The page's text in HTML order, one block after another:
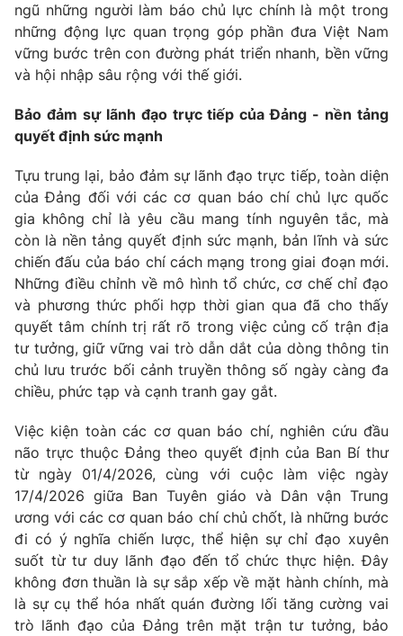
ngũ những người làm báo chủ lực chính là một trong
những động lực quan trọng góp phần đưa Việt Nam
vững bước trên con đường phát triển nhanh, bền vững
và hội nhập sâu rộng với thế giới.
Bảo đảm sự lãnh đạo trực tiếp của Đảng - nền tảng
quyết định sức mạnh
Tựu trung lại, bảo đảm sự lãnh đạo trực tiếp, toàn diện
của Đảng đối với các cơ quan báo chí chủ lực quốc
gia không chỉ là yêu cầu mang tính nguyên tắc, mà
còn là nền tảng quyết định sức mạnh, bản lĩnh và sức
chiến đấu của báo chí cách mạng trong giai đoạn mới.
Những điều chỉnh về mô hình tổ chức, cơ chế chỉ đạo
và phương thức phối hợp thời gian qua đã cho thấy
quyết tâm chính trị rất rõ trong việc củng cố trận địa
tư tưởng, giữ vững vai trò dẫn dắt của dòng thông tin
chủ lưu trước bối cảnh truyền thông số ngày càng đa
chiều, phức tạp và cạnh tranh gay gắt.
Việc kiện toàn các cơ quan báo chí, nghiên cứu đầu
não trực thuộc Đảng theo quyết định của Ban Bí thư
từ ngày 01/4/2026, cùng với cuộc làm việc ngày
17/4/2026 giữa Ban Tuyên giáo và Dân vận Trung
ương với các cơ quan báo chí chủ chốt, là những bước
đi có ý nghĩa chiến lược, thể hiện sự chỉ đạo xuyên
suốt từ tư duy lãnh đạo đến tổ chức thực hiện. Đây
không đơn thuần là sự sắp xếp về mặt hành chính, mà
là sự cụ thể hóa nhất quán đường lối tăng cường vai
trò lãnh đạo của Đảng trên mặt trận tư tưởng, bảo